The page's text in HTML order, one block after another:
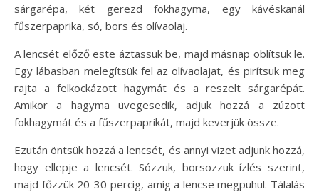
sárgarépa, két gerezd fokhagyma, egy kávéskanál
fűszerpaprika, só, bors és olívaolaj.
A lencsét előző este áztassuk be, majd másnap öblítsük le.
Egy lábasban melegítsük fel az olívaolajat, és pirítsuk meg
rajta a felkockázott hagymát és a reszelt sárgarépát.
Amikor a hagyma üvegesedik, adjuk hozzá a zúzott
fokhagymát és a fűszerpaprikát, majd keverjük össze.
Ezután öntsük hozzá a lencsét, és annyi vizet adjunk hozzá,
hogy ellepje a lencsét. Sózzuk, borsozzuk ízlés szerint,
majd főzzük 20-30 percig, amíg a lencse megpuhul. Tálalás